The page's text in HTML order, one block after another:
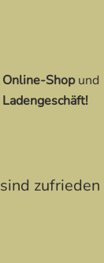
Online-Shopund
zufrieden